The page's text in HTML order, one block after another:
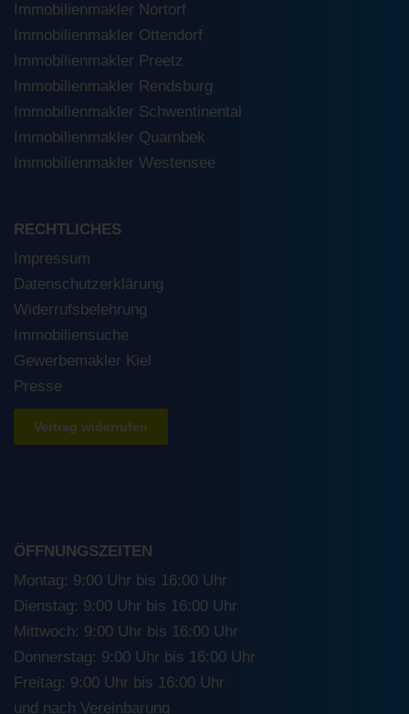
Immobilienmakler Nortorf
Immobilienmakler Ottendorf
Immobilienmakler Preetz
Immobilienmakler Rendsburg
Immobilienmakler Schwentinental
Immobilienmakler Quarnbek
Immobilienmakler Westensee
RECHTLICHES
Impressum
Datenschutzerklärung
Widerrufsbelehrung
Immobiliensuche
Gewerbemakler Kiel
Presse
Vertrag widerrufen
ÖFFNUNGSZEITEN
Montag: 9:00 Uhr bis 16:00 Uhr
Dienstag: 9:00 Uhr bis 16:00 Uhr
Mittwoch: 9:00 Uhr bis 16:00 Uhr
Donnerstag: 9:00 Uhr bis 16:00 Uhr
Freitag: 9:00 Uhr bis 16:00 Uhr
und nach Vereinbarung